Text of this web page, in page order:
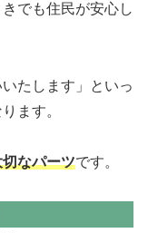
でも住民が安心し
たします」といっ
ます。
なパーツです。